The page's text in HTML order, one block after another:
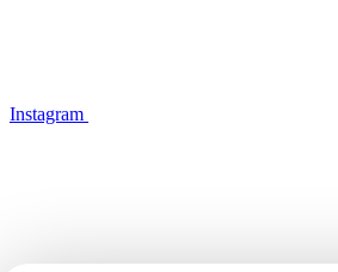
Instagram